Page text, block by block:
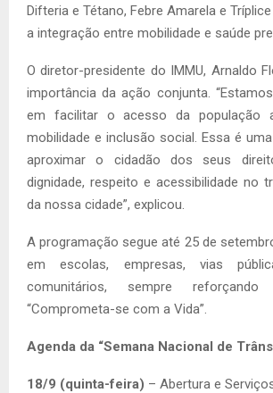
Difteria e Tétano, Febre Amarela e
a integração entre mobilidade e saúde
O diretor-presidente do IMMU, Arnaldo
importância da ação conjunta.
em facilitar o acesso da população
mobilidade e inclusão social. Essa é
aproximar o cidadão dos seus
dignidade, respeito e acessibilidade no
da nossa cidade”, explicou.
A programação segue até 25 de
em escolas, empresas, vias
comunitários, sempre
“Comprometa-se com a Vida”.
Agenda da “Semana Nacional de
18/9 (quinta-feira) – Abertura e